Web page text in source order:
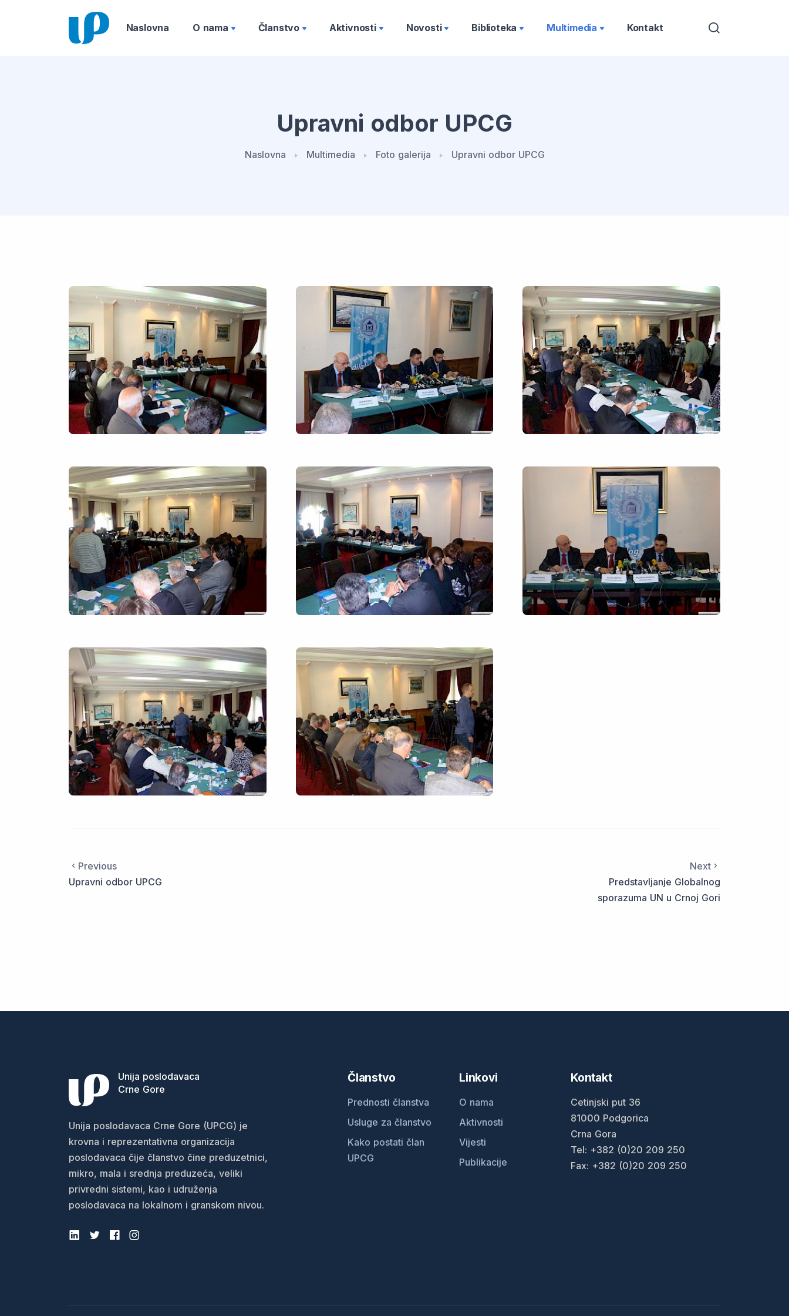
Naslovna O nama Članstvo Aktivnosti Novosti Biblioteka Multimedia Kontakt
Upravni odbor UPCG
Naslovna Multimedia Foto galerija Upravni odbor UPCG
Previous
Upravni odbor UPCG
Next
Predstavljanje Globalnog
sporazuma UN u Crnoj Gori
Unija poslodavaca
Crne Gore
Unija poslodavaca Crne Gore (UPCG) je
krovna i reprezentativna organizacija
poslodavaca čije članstvo čine preduzetnici,
mikro, mala i srednja preduzeća, veliki
privredni sistemi, kao i udruženja
poslodavaca na lokalnom i granskom nivou.
Članstvo
Prednosti članstva
Usluge za članstvo
Kako postati član
UPCG
Linkovi
O nama
Aktivnosti
Vijesti
Publikacije
Kontakt
Cetinjski put 36
81000 Podgorica
Crna Gora
Tel: +382 (0)20 209 250
Fax: +382 (0)20 209 250